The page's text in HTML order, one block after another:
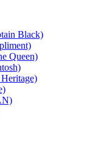
Black)
Queen)